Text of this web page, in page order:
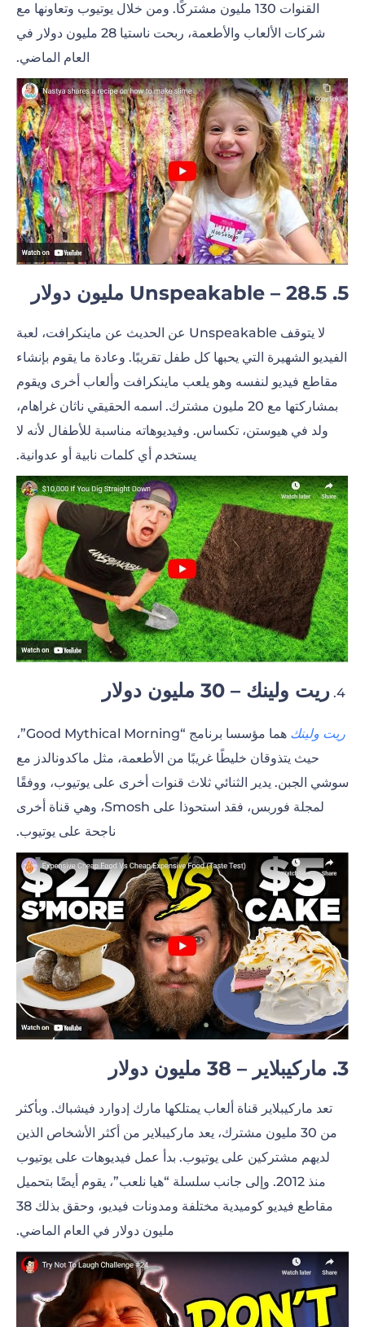
القنوات 130 مليون مشتركًا. ومن خلال يوتيوب وتعاونها مع
شركات الألعاب والأطعمة، ربحت ناستيا 28 مليون دولار في
العام الماضي.
5. Unspeakable – 28.5 مليون دولار
لا يتوقف Unspeakable عن الحديث عن ماينكرافت، لعبة
الفيديو الشهيرة التي يحبها كل طفل تقريبًا. وعادة ما يقوم بإنشاء
مقاطع فيديو لنفسه وهو يلعب ماينكرافت وألعاب أخرى ويقوم
بمشاركتها مع 20 مليون مشترك. اسمه الحقيقي ناثان غراهام،
ولد في هيوستن، تكساس. وفيديوهاته مناسبة للأطفال لأنه لا
يستخدم أي كلمات نابية أو عدوانية.
ريت ولينك – 30 مليون دولار
ريت ولينك
هما مؤسسا برنامج “Good Mythical Morning”،
حيث يتذوقان خليطًا غريبًا من الأطعمة، مثل ماكدونالدز مع
سوشي الجبن. يدير الثنائي ثلاث قنوات أخرى على يوتيوب، ووفقًا
لمجلة فوربس، فقد استحوذا على Smosh، وهي قناة أخرى
ناجحة على يوتيوب.
3. ماركيبلاير – 38 مليون دولار
تعد ماركيبلاير قناة ألعاب يمتلكها مارك إدوارد فيشباك. وبأكثر
من 30 مليون مشترك، يعد ماركيبلاير من أكثر الأشخاص الذين
لديهم مشتركين على يوتيوب. بدأ عمل فيديوهات على يوتيوب
منذ 2012. وإلى جانب سلسلة “هيا نلعب”، يقوم أيضًا بتحميل
مقاطع فيديو كوميدية مختلفة ومدونات فيديو، وحقق بذلك 38
مليون دولار في العام الماضي.